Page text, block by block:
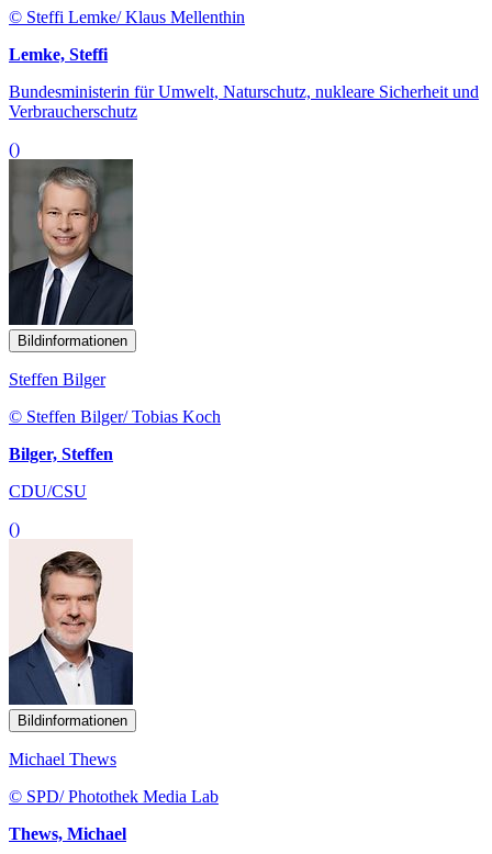
© Steffi Lemke/ Klaus Mellenthin
Lemke, Steffi
Bundesministerin für Umwelt, Naturschutz, nukleare Sicherheit und
Verbraucherschutz
()
Bildinformationen
Steffen Bilger
© Steffen Bilger/ Tobias Koch
Bilger, Steffen
CDU/CSU
()
Bildinformationen
Michael Thews
© SPD/ Photothek Media Lab
Thews, Michael